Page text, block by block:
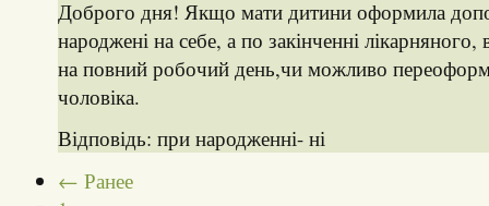
Доброго дня! Якщо мати дитини оформила
народжені на себе, а по закінченні
на повний робочий день,чи можливо
чоловіка.
Відповідь: при народженні- ні
← Ранее